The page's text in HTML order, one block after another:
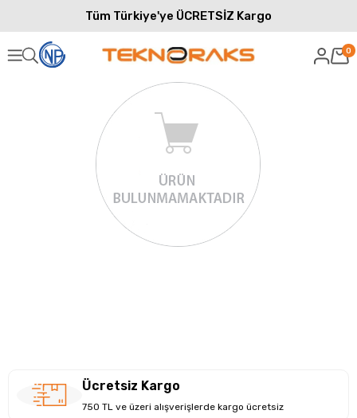
Tüm Türkiye'ye ÜCRETSİZ Kargo
0
Ücretsiz Kargo
750 TL ve üzeri alışverişlerde kargo ücretsiz